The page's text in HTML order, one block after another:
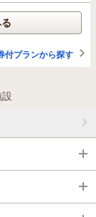
付プランから探す